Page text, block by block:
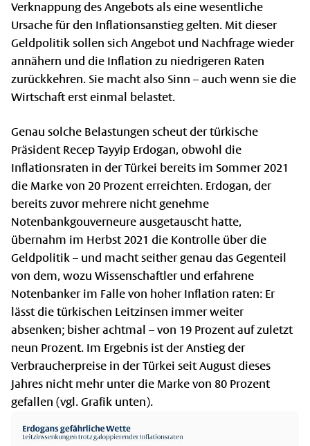
Verknappung des Angebots als eine wesentliche
Ursache für den Inflationsanstieg gelten. Mit dieser
Geldpolitik sollen sich Angebot und Nachfrage wieder
annähern und die Inflation zu niedrigeren Raten
zurückkehren. Sie macht also Sinn – auch wenn sie die
Wirtschaft erst einmal belastet.
Genau solche Belastungen scheut der türkische
Präsident Recep Tayyip Erdogan, obwohl die
Inflationsraten in der Türkei bereits im Sommer 2021
die Marke von 20 Prozent erreichten. Erdogan, der
bereits zuvor mehrere nicht genehme
Notenbankgouverneure ausgetauscht hatte,
übernahm im Herbst 2021 die Kontrolle über die
Geldpolitik – und macht seither genau das Gegenteil
von dem, wozu Wissenschaftler und erfahrene
Notenbanker im Falle von hoher Inflation raten: Er
lässt die türkischen Leitzinsen immer weiter
absenken; bisher achtmal – von 19 Prozent auf zuletzt
neun Prozent. Im Ergebnis ist der Anstieg der
Verbraucherpreise in der Türkei seit August dieses
Jahres nicht mehr unter die Marke von 80 Prozent
gefallen (vgl. Grafik unten).